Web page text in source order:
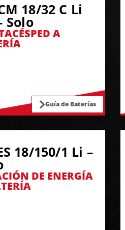
18/32 C Li
Solo
A
Guía de Baterías
18/150/1 Li –
DE ENERGÍA